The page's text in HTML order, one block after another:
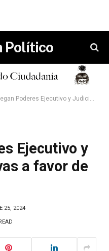
Político
Poderes Ejecutivo y Judicial Iniciativas a favor de la Mujer.
Ejecutivo y
a favor de
25, 2024